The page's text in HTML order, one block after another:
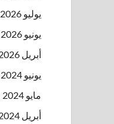
يوليو 2026
يونيو 2026
أبريل 2026
يونيو 2024
مايو 2024
أبريل 2024